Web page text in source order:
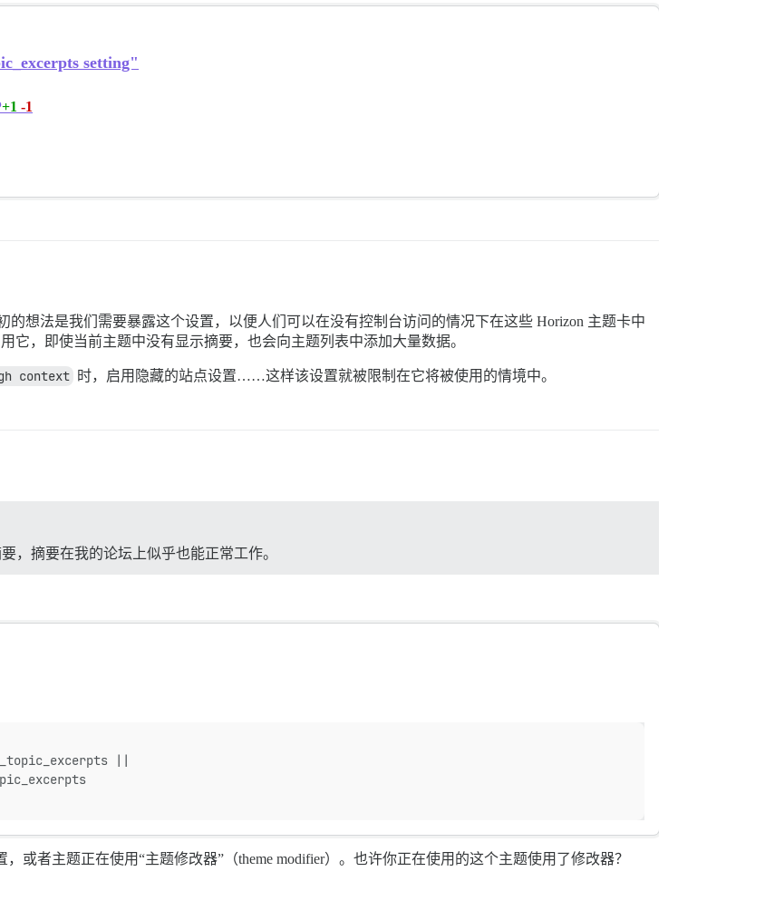
setting"
+1 -1
的想法是我们需要暴露这个设置，以便人们可以在没有控制台访问的情况下在这些 Horizon 主题卡中
，即使当前主题中没有显示摘要，也会向主题列表中添加大量数据。
context 时，启用隐藏的站点设置……这样该设置就被限制在它将被使用的情境中。
，摘要在我的论坛上似乎也能正常工作。
||
，或者主题正在使用“主题修改器”（theme modifier）。也许你正在使用的这个主题使用了修改器？